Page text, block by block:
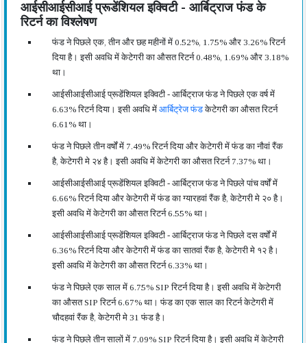
आईसीआईसीआई प्रूडेंशियल इक्विटी - आर्बिट्राज फंड के
रिटर्न का विश्लेषण
फंड ने पिछले एक, तीन और छह महीनों में 0.52%, 1.75% और 3.26% रिटर्न
दिया है। इसी अवधि में केटेगरी का औसत रिटर्न 0.48%, 1.69% और 3.18%
था।
आईसीआईसीआई प्रूडेंशियल इक्विटी - आर्बिट्राज फंड ने पिछले एक वर्ष में
6.63% रिटर्न दिया। इसी अवधि में आर्बिट्रेज फंडकेटेगरी का औसत रिटर्न
6.61% था।
फंड ने पिछले तीन वर्षों में 7.49% रिटर्न दिया और केटेगरी में फंड का नौवां रैंक
है, केटेगरी मे २४ है। इसी अवधि में केटेगरी का औसत रिटर्न 7.37% था।
आईसीआईसीआई प्रूडेंशियल इक्विटी - आर्बिट्राज फंड ने पिछले पांच वर्षों में
6.66% रिटर्न दिया और केटेगरी में फंड का ग्यारहवां रैंक है, केटेगरी मे २० है।
इसी अवधि में केटेगरी का औसत रिटर्न 6.55% था।
आईसीआईसीआई प्रूडेंशियल इक्विटी - आर्बिट्राज फंड ने पिछले दस वर्षों में
6.36% रिटर्न दिया और केटेगरी में फंड का सातवां रैंक है, केटेगरी मे १२ है।
इसी अवधि में केटेगरी का औसत रिटर्न 6.33% था।
फंड ने पिछले एक साल में 6.75% SIP रिटर्न दिया है। इसी अवधि में केटेगरी
का औसत SIP रिटर्न 6.67% था। फंड का एक साल का रिटर्न केटेगरी में
चौदहवां रैंक है, केटेगरी मे 31 फंड है।
फंड ने पिछले तीन सालों में 7.09% SIP रिटर्न दिया है। इसी अवधि में केटेगरी